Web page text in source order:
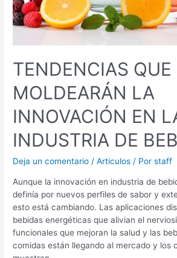
TENDENCIAS QUE
MOLDEARÁN LA
INNOVACIÓN EN
INDUSTRIA DE
Deja un comentario /Articulos / Porstaff
Aunque la innovación en industria de
definía por nuevos perfiles de sabor y
esto está cambiando. Las aplicaciones
bebidas energéticas que alivian el
funcionales que mejoran la salud y las
comidas están llegando al mercado y los